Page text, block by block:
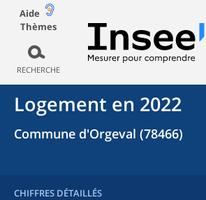
Aide
Thèmes
RECHERCHE
Logement en 2022
Commune d'Orgeval (78466)
CHIFFRES DÉTAILLÉS